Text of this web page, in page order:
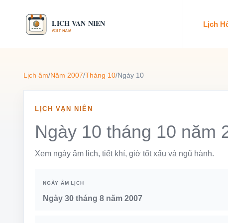
Lịch
Lịch âm/Năm 2007/Tháng 10/Ngày 10
LỊCH VẠN NIÊN
Ngày 10 tháng 10 năm
Xem ngày âm lịch, tiết khí, giờ tốt xấu và ngũ hành.
NGÀY ÂM LỊCH
Ngày 30 tháng 8 năm 2007